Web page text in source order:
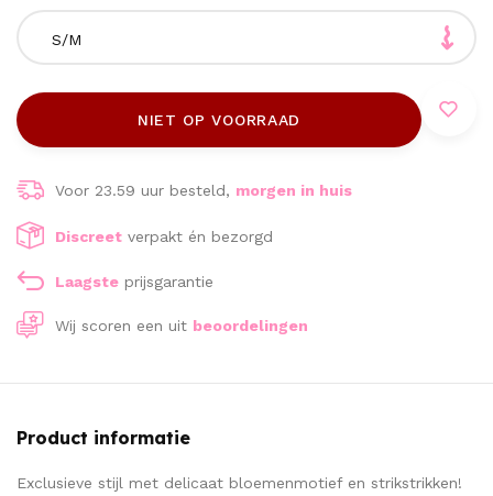
S/M
NIET OP VOORRAAD
Voor 23.59 uur besteld, morgen in huis
Discreet verpakt én bezorgd
Laagste prijsgarantie
Wij scoren een uit beoordelingen
Product informatie
Exclusieve stijl met delicaat bloemenmotief en strikstrikken!